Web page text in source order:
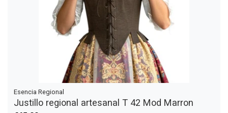
Esencia Regional
Justillo regional artesanal T 42 Mod Marron